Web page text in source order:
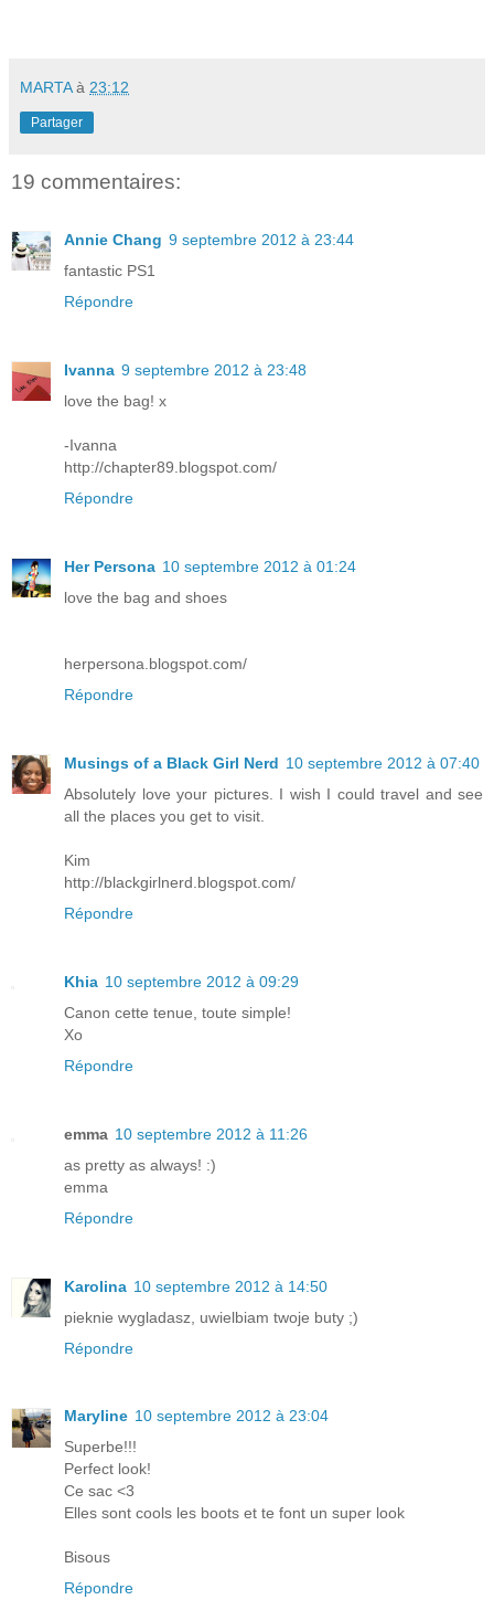
MARTA à 23:12
Partager
19 commentaires:
Annie Chang 9 septembre 2012 à 23:44
fantastic PS1
Répondre
Ivanna 9 septembre 2012 à 23:48
love the bag! x
-Ivanna
http://chapter89.blogspot.com/
Répondre
Her Persona 10 septembre 2012 à 01:24
love the bag and shoes
herpersona.blogspot.com/
Répondre
Musings of a Black Girl Nerd 10 septembre 2012 à 07:40
Absolutely love your pictures. I wish I could travel and see
all the places you get to visit.
Kim
http://blackgirlnerd.blogspot.com/
Répondre
Khia 10 septembre 2012 à 09:29
Canon cette tenue, toute simple!
Xo
Répondre
emma 10 septembre 2012 à 11:26
as pretty as always! :)
emma
Répondre
Karolina 10 septembre 2012 à 14:50
pieknie wygladasz, uwielbiam twoje buty ;)
Répondre
Maryline 10 septembre 2012 à 23:04
Superbe!!!
Perfect look!
Ce sac <3
Elles sont cools les boots et te font un super look
Bisous
Répondre